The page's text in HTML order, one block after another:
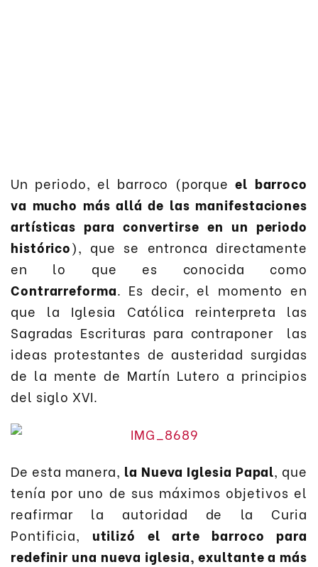
Un periodo, el barroco (porqueel barroco
va mucho más allá de las manifestaciones
artísticas para convertirse en un periodo
histórico), que se entronca directamente
en lo que es conocida como
Contrarreforma. Es decir, el momento en
que la Iglesia Católica reinterpreta las
Sagradas Escrituras para contraponer las
ideas protestantes de austeridad surgidas
de la mente de Martín Lutero a principios
del siglo XVI.
De esta manera, la Nueva Iglesia Papal, que
tenía por uno de sus máximos objetivos el
reafirmar la autoridad de la Curia
Pontificia, utilizó el arte barroco para
redefinir una nueva iglesia, exultante a más